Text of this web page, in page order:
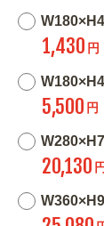
1,430 円
5,500 円
20,130